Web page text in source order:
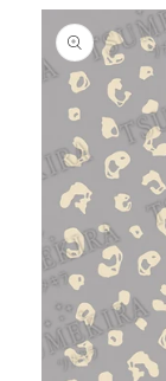
略過產品
資訊